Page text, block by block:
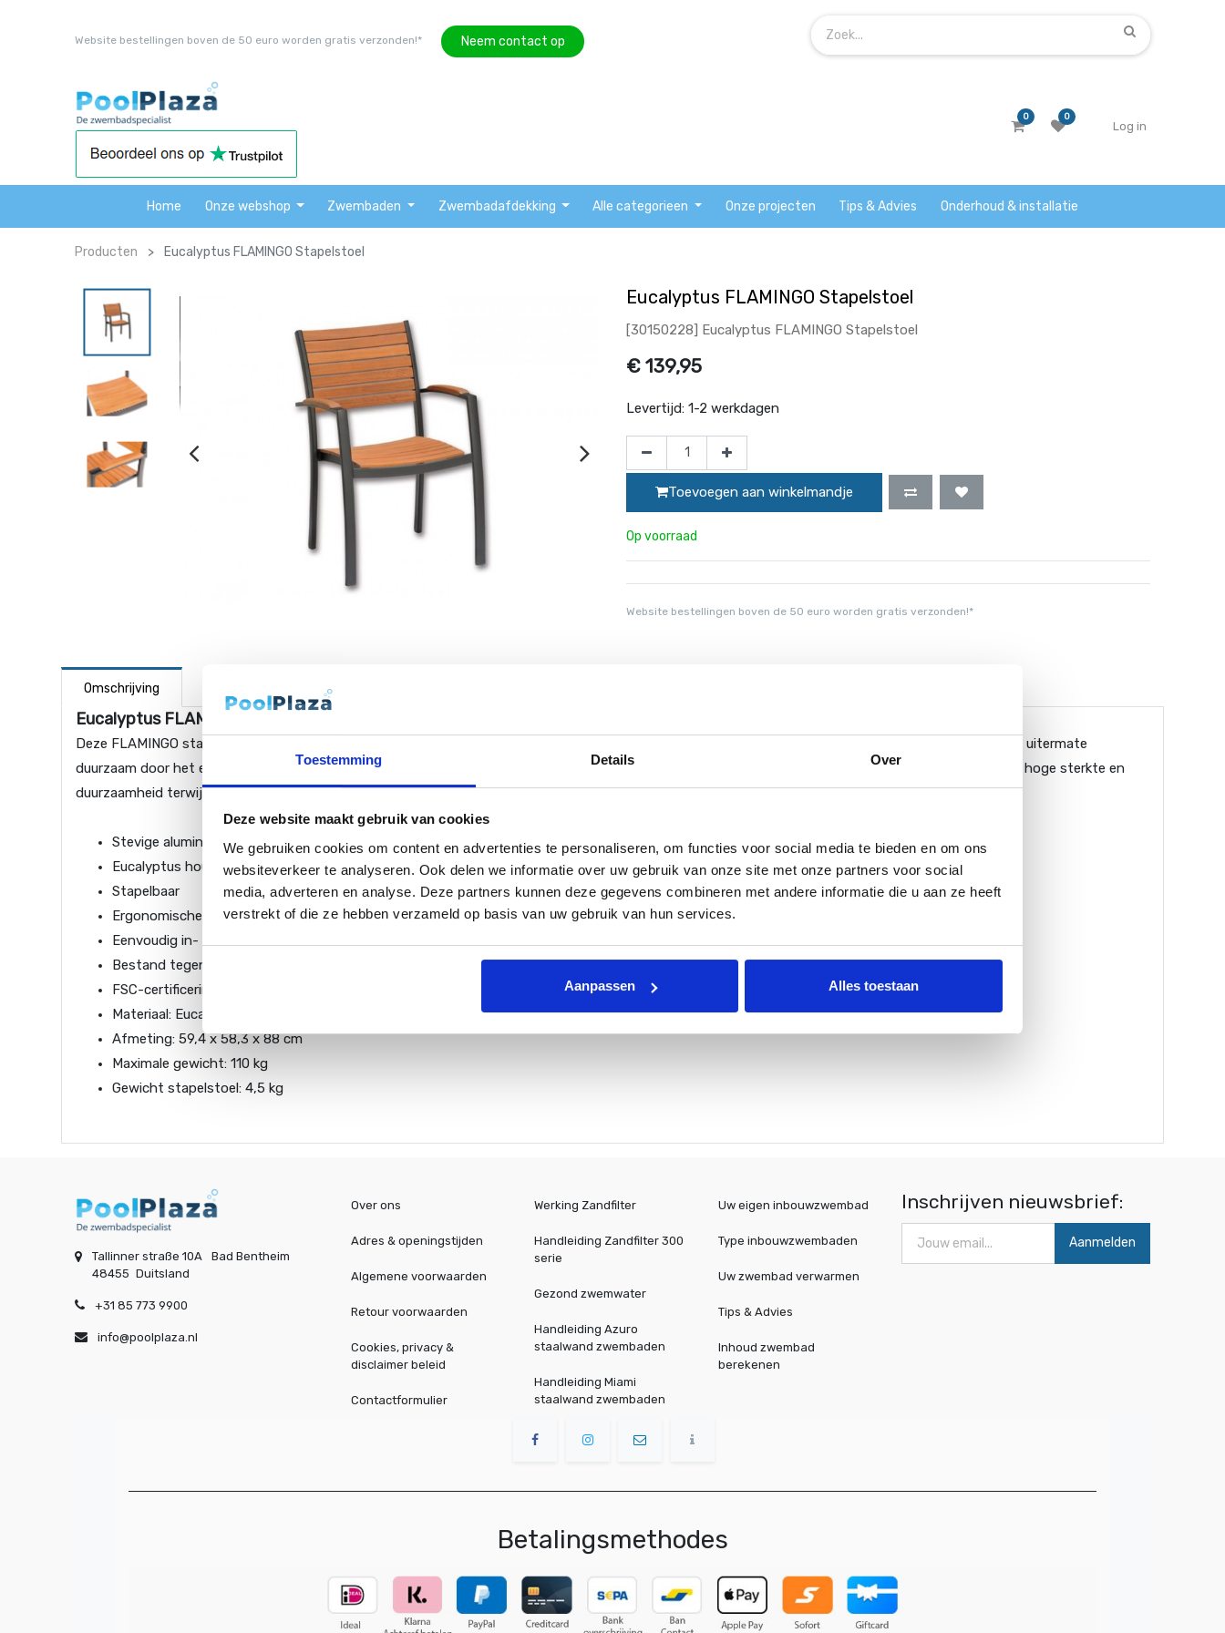
Toestemming Details Over
Deze website maakt gebruik van cookies
We gebruiken cookies om content en advertenties te personaliseren, om functies voor social media te bieden en om ons
websiteverkeer te analyseren. Ook delen we informatie over uw gebruik van onze site met onze partners voor social
media, adverteren en analyse. Deze partners kunnen deze gegevens combineren met andere informatie die u aan ze heeft
verstrekt of die ze hebben verzameld op basis van uw gebruik van hun services.
Aanpassen Alles toestaan
Website bestellingen boven de 50 euro worden gratis verzonden!* Neem contact op
0 0
Log in
Home Onze webshop Zwembaden Zwembadafdekking Alle categorieen Onze projecten Tips & Advies Onderhoud & installatie
Producten Eucalyptus FLAMINGO Stapelstoel
Eucalyptus FLAMINGO Stapelstoel
[30150228] Eucalyptus FLAMINGO Stapelstoel
€ 139,95
Levertijd: 1-2 werkdagen
Toevoegen aan winkelmandje
Op voorraad
Website bestellingen boven de 50 euro worden gratis verzonden!*
Omschrijving
Eucalyptus FLAMINGO Stapelbare Stoel
Deze FLAMINGO stapelstoel is gemaakt van eucalyptus hout met een aluminium constructie in grafiet kleur zorgt voor een fraaie uitstraling. De stoel is uitermate
duurzaam door het eucalyptus hout met een honingbruine kleur, hij is zelf bestendigd tegen zure regen in steden. De aluminium constructie zorgt voor hoge sterkte en
duurzaamheid terwijl het lichtgewicht blijft.
Stevige aluminium constructie
Eucalyptus hout
Stapelbaar
Ergonomische vormgeving van de stoel
Eenvoudig in- en uitklapbaar
Bestand tegen water en zonlicht
FSC-certificering
Materiaal: Eucalyptushout en aluminium
Afmeting: 59,4 x 58,3 x 88 cm
Maximale gewicht: 110 kg
Gewicht stapelstoel: 4,5 kg
Tallinner straße 10A
Bad Bentheim
48455 Duitsland
+31 85 773 9900
info@poolplaza.nl
Over ons
Adres & openingstijden
Algemene voorwaarden
Retour voorwaarden
Cookies, privacy &
disclaimer beleid
Contactformulier
Werking Zandfilter
Handleiding Zandfilter 300
serie
Gezond zwemwater
Handleiding Azuro
staalwand zwembaden
Handleiding Miami
staalwand zwembaden
Uw eigen inbouwzwembad
Type inbouwzwembaden
Uw zwembad verwarmen
Tips & Advies
Inhoud zwembad
berekenen
Inschrijven nieuwsbrief:
Aanmelden
Betalingsmethodes